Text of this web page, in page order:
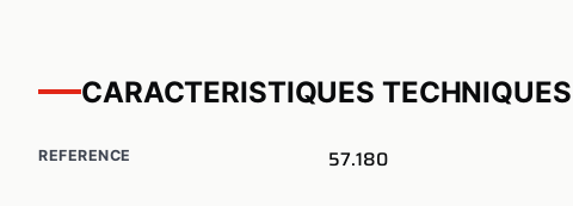
CARACTERISTIQUES TECHNIQUES
REFERENCE 57.180